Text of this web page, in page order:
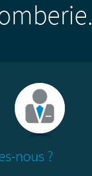
nous ?